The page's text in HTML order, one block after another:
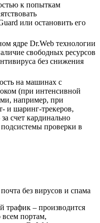
к попыткам
или остановить его
ядре Dr.Web технологии
свободных ресурсов
без снижения
на машинах с
(при интенсивной
например, при
и шаринг-трекеров,
счет кардинально
проверки в
без вирусов и спама
трафик – производится
портам,